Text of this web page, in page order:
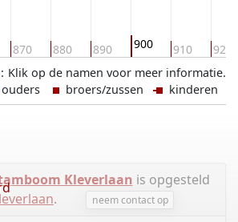
870 880 890 900 910 920
Klik op de namen voor meer informatie.
ouders broers/zussen kinderen
Kleverlaan is opgesteld
. neem contact op